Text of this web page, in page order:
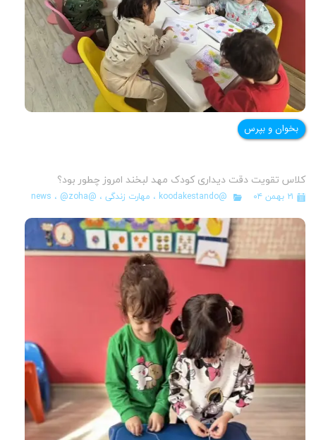
بخوان و بپرس
کلاس تقویت دقت دیداری کودک مهد لبخند امروز چطور بود؟
۲۱ بهمن ۰۴ @koodakestando ، مهارت زندگی ، @news ، @zoha